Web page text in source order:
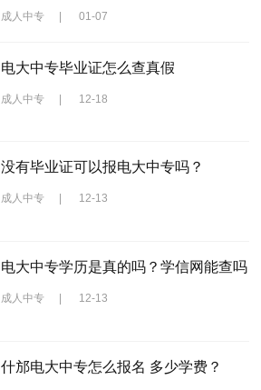
成人中专 | 01-07
电大中专毕业证怎么查真假
成人中专 | 12-18
没有毕业证可以报电大中专吗？
成人中专 12-13
电大中专学历是真的吗？学信网能查吗
成人中专 12-13
什邡电大中专怎么报名 多少学费？